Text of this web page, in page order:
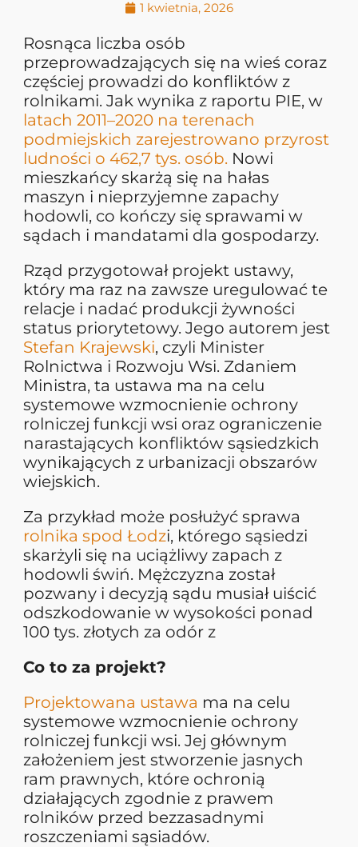
1 kwietnia, 2026
Rosnąca liczba osób
przeprowadzających się na wieś coraz
częściej prowadzi do konfliktów z
rolnikami. Jak wynika z raportu PIE, w
latach 2011–2020 na terenach
podmiejskich zarejestrowano przyrost
ludności o 462,7 tys. osób. Nowi
mieszkańcy skarżą się na hałas
maszyn i nieprzyjemne zapachy
hodowli, co kończy się sprawami w
sądach i mandatami dla gospodarzy.
Rząd przygotował projekt ustawy,
który ma raz na zawsze uregulować te
relacje i nadać produkcji żywności
status priorytetowy. Jego autorem jest
Stefan Krajewski, czyli Minister
Rolnictwa i Rozwoju Wsi. Zdaniem
Ministra, ta ustawa ma na celu
systemowe wzmocnienie ochrony
rolniczej funkcji wsi oraz ograniczenie
narastających konfliktów sąsiedzkich
wynikających z urbanizacji obszarów
wiejskich.
Za przykład może posłużyć sprawa
rolnika spod Łodzi, którego sąsiedzi
skarżyli się na uciążliwy zapach z
hodowli świń. Mężczyzna został
pozwany i decyzją sądu musiał uiścić
odszkodowanie w wysokości ponad
100 tys. złotych za odór z
Co to za projekt?
Projektowana ustawa ma na celu
systemowe wzmocnienie ochrony
rolniczej funkcji wsi. Jej głównym
założeniem jest stworzenie jasnych
ram prawnych, które ochronią
działających zgodnie z prawem
rolników przed bezzasadnymi
roszczeniami sąsiadów.